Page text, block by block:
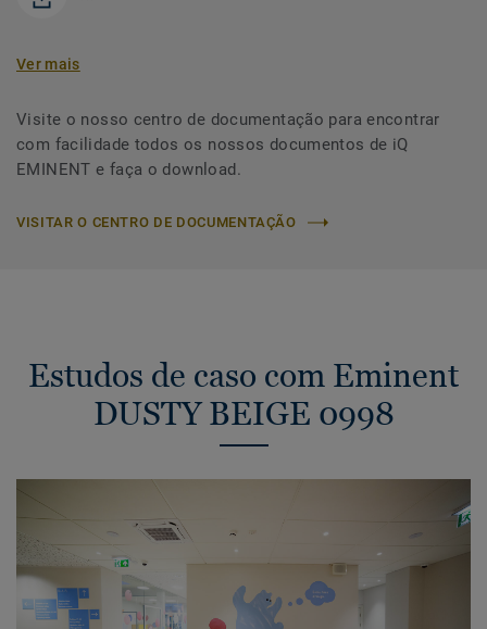
Ver mais
Visite o nosso centro de documentação para encontrar
com facilidade todos os nossos documentos de iQ
EMINENT e faça o download.
VISITAR O CENTRO DE DOCUMENTAÇÃO
Estudos de caso com Eminent
DUSTY BEIGE 0998